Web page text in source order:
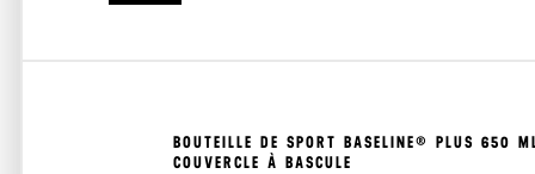
BOUTEILLE DE SPORT BASELINE® PLUS 650
COUVERCLE À BASCULE